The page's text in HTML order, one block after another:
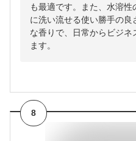
も最適です。また、水溶
に洗い流せる使い勝手の
な香りで、日常からビジネ
ます。
8